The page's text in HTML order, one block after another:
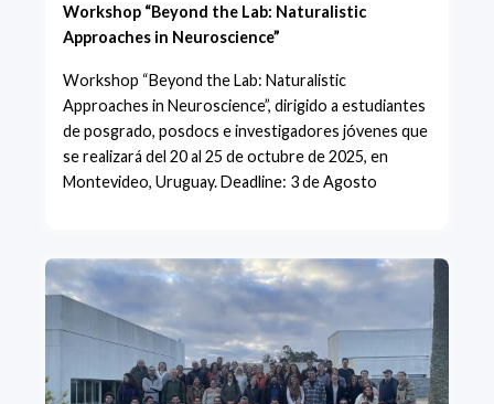
Workshop “Beyond the Lab: Naturalistic
Approaches in Neuroscience”
Workshop “Beyond the Lab: Naturalistic
Approaches in Neuroscience”, dirigido a estudiantes
de posgrado, posdocs e investigadores jóvenes que
se realizará del 20 al 25 de octubre de 2025, en
Montevideo, Uruguay. Deadline: 3 de Agosto